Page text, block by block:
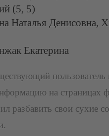
(5, 5)
Наталья Денисовна,
Екатерина
пользователь
на страницах
разбавить свои сухие